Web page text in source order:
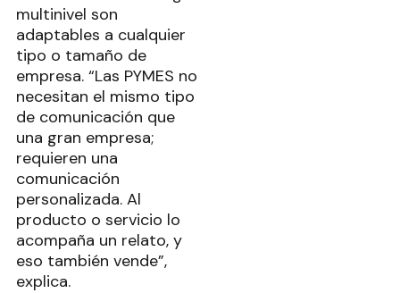
multinivel son
adaptables a cualquier
tipo o tamaño de
empresa. “Las PYMES no
necesitan el mismo tipo
de comunicación que
una gran empresa;
requieren una
comunicación
personalizada. Al
producto o servicio lo
acompaña un relato, y
eso también vende”,
explica.